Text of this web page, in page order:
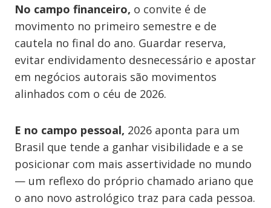
No campo financeiro, o convite é de
movimento no primeiro semestre e de
cautela no final do ano. Guardar reserva,
evitar endividamento desnecessário e apostar
em negócios autorais são movimentos
alinhados com o céu de 2026.
E no campo pessoal, 2026 aponta para um
Brasil que tende a ganhar visibilidade e a se
posicionar com mais assertividade no mundo
— um reflexo do próprio chamado ariano que
o ano novo astrológico traz para cada pessoa.